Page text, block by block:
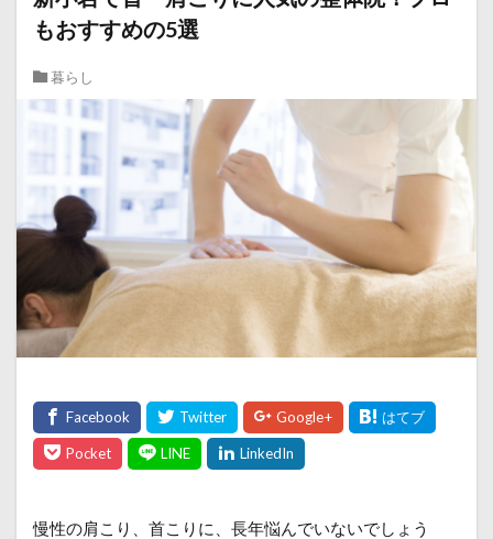
もおすすめの5選
暮らし
慢性の肩こり、首こりに、長年悩んでいないでしょう